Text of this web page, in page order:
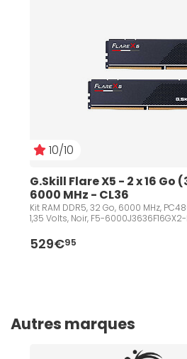
10/10
G.Skill Flare X5 - 2 x 16 Go
6000 MHz - CL36
Kit RAM DDR5, 32 Go, 6000 MHz,
1,35 Volts, Noir, F5-6000J3636F16GX2-
529€95
Autres marques